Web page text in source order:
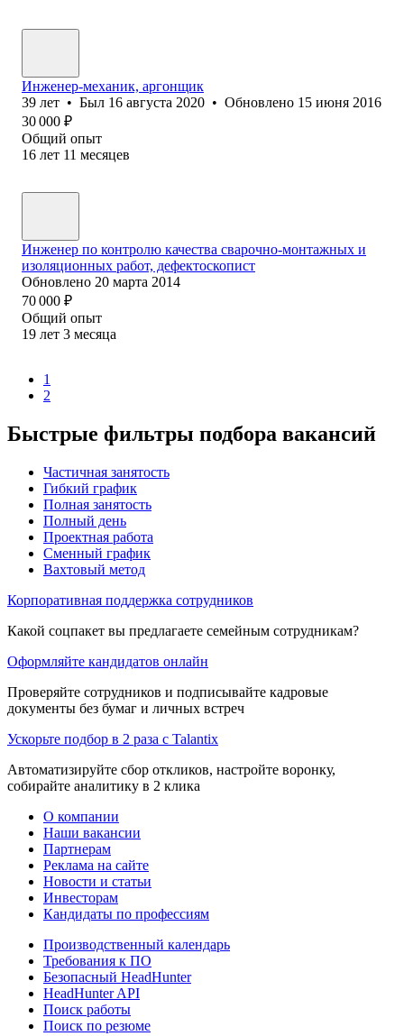
Инженер-механик, аргонщик
39 лет • Был 16 августа 2020 • Обновлено 15 июня 2016
30 000 ₽
Общий опыт
16 лет 11 месяцев
Инженер по контролю качества сварочно-монтажных и
изоляционных работ, дефектоскопист
Обновлено 20 марта 2014
70 000 ₽
Общий опыт
19 лет 3 месяца
1
2
Быстрые фильтры подбора вакансий
Частичная занятость
Гибкий график
Полная занятость
Полный день
Проектная работа
Сменный график
Вахтовый метод
Корпоративная поддержка сотрудников
Какой соцпакет вы предлагаете семейным сотрудникам?
Оформляйте кандидатов онлайн
Проверяйте сотрудников и подписывайте кадровые
документы без бумаг и личных встреч
Ускорьте подбор в 2 раза с Talantix
Автоматизируйте сбор откликов, настройте воронку,
собирайте аналитику в 2 клика
О компании
Наши вакансии
Партнерам
Реклама на сайте
Новости и статьи
Инвесторам
Кандидаты по профессиям
Производственный календарь
Требования к ПО
Безопасный HeadHunter
HeadHunter API
Поиск работы
Поиск по резюме